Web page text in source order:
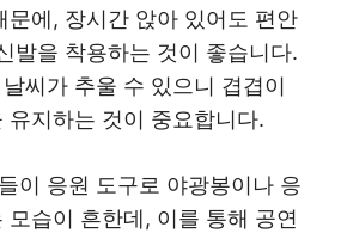
문에, 장시간 앉아 있어도 편안
발을 착용하는 것이 좋습니다.
씨가 추울 수 있으니 겹겹이
유지하는 것이 중요합니다.
이 응원 도구로 야광봉이나 응
모습이 흔한데, 이를 통해 공연